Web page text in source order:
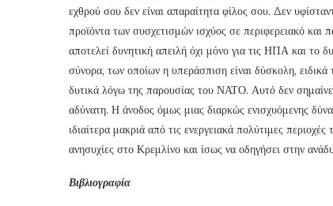
εχθρού σου δεν είναι απαραίτητα φίλος σου. Δεν
προϊόντα των συσχετισμών ισχύος σε περιφερειακό και
αποτελεί δυνητική απειλή όχι μόνο για τις ΗΠΑ και το
σύνορα, των οποίων η υπεράσπιση είναι δύσκολη,
δυτικά λόγω της παρουσίας του ΝΑΤΟ. Αυτό δεν
αδύνατη. Η άνοδος όμως μιας διαρκώς ενισχυόμενης
ιδιαίτερα μακριά από τις ενεργειακά πολύτιμες
ανησυχίες στο Κρεμλίνο και ίσως να οδηγήσει στην
Βιβλιογραφία